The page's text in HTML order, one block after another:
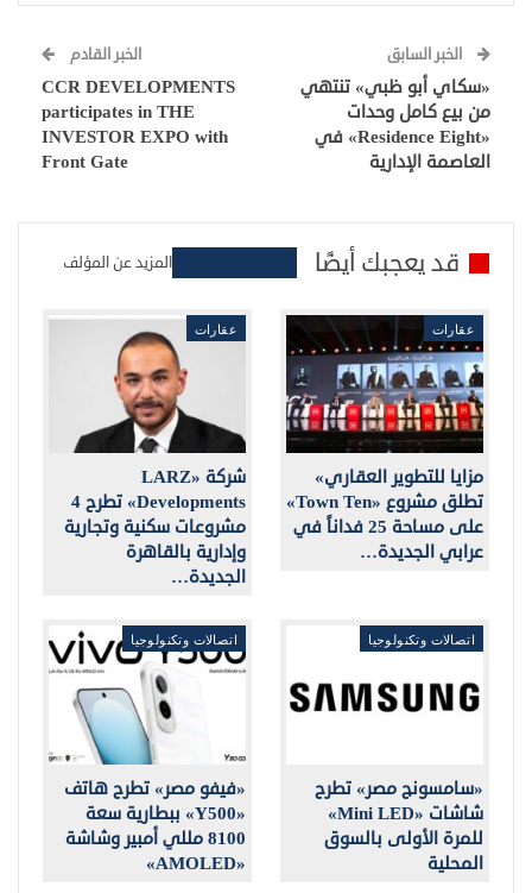
الخبر السابق
«سكاي أبو ظبي» تنتهي
من بيع كامل وحدات
«Residence Eight» في
العاصمة الإدارية
الخبر القادم
CCR DEVELOPMENTS
participates in THE
INVESTOR EXPO with
Front Gate
قد يعجبك أيضًا المزيد عن المؤلف
عقارات
مزايا للتطوير العقاري»
تطلق مشروع «Town Ten»
على مساحة 25 فداناً في
عرابي الجديدة…
عقارات
شركة «LARZ
Developments» تطرح 4
مشروعات سكنية وتجارية
وإدارية بالقاهرة
الجديدة…
اتصالات وتكنولوجيا
«سامسونج مصر» تطرح
شاشات «Mini LED»
للمرة الأولى بالسوق
المحلية
اتصالات وتكنولوجيا
«فيفو مصر» تطرح هاتف
«Y500» ببطارية سعة
8100 مللي أمبير وشاشة
«AMOLED»